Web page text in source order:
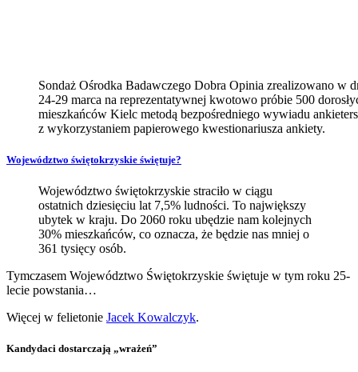
Sondaż Ośrodka Badawczego Dobra Opinia zrealizowano w
24-29 marca na reprezentatywnej kwotowo próbie 500
mieszkańców Kielc metodą bezpośredniego wywiadu
z wykorzystaniem papierowego kwestionariusza ankiety.
Województwo świętokrzyskie świętuje?
Województwo świętokrzyskie straciło w ciągu
ostatnich dziesięciu lat 7,5% ludności. To największy
ubytek w kraju. Do 2060 roku ubędzie nam kolejnych
30% mieszkańców, co oznacza, że będzie nas mniej o
361 tysięcy osób.
Tymczasem Województwo Świętokrzyskie świętuje w tym roku 25-
lecie powstania…
Więcej w felietonie Jacek Kowalczyk.
Kandydaci dostarczają „wrażeń”